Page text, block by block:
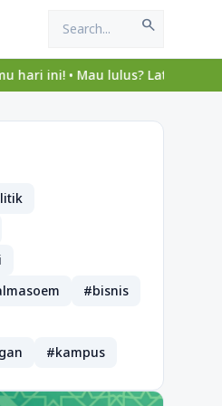
search
lulus? Latih dirimu dengan
#bisnis
#kampus